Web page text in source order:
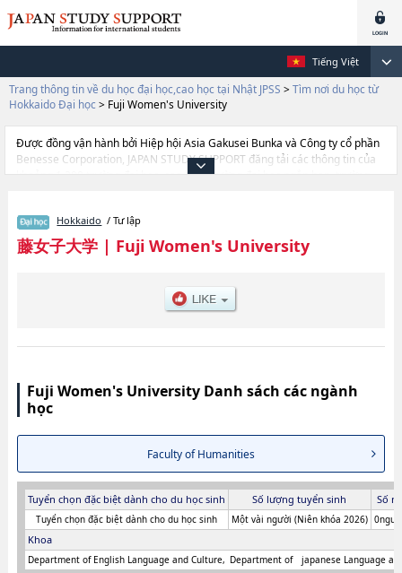
Tiếng Việt
Trang thông tin về du học đại học,cao học tại Nhật JPSS > Tìm nơi du học từ
Hokkaido Đại học > Fuji Women's University
Được đồng vận hành bởi Hiệp hội Asia Gakusei Bunka và Công ty cổ phần
Benesse Corporation, JAPAN STUDY SUPPORT đăng tải các thông tin của
khoảng 1.300 trường đại học, cao học, trường đại học ngắn hạn, trường
tin cần thiết dành cho du học sinh, như là về các Ngành Faculty of
HumanitieshoặcNgành Faculty of Well-being, thông tin về từng ngành học,
thông tin liên quan đến thi tuyển như số lượng tuyển sinh, số lượng trúng
Hokkaido / Tư lập
藤女子大学| Fuji Women's University
Fuji Women's University Danh sách các ngành
học
Faculty of Humanities
Tuyển chọn đặc biệt dành cho du học sinh Số lượng tuyển sinh Số
Tuyển chọn đặc biệt dành cho du học sinh Một vài người (Niên khóa 2026)
Khoa
Department of English Language and Culture Department of japanese Language